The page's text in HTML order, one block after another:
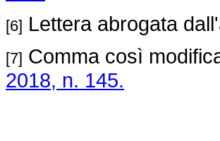
[6] Lettera abrogata
[7] Comma così
2018, n. 145.